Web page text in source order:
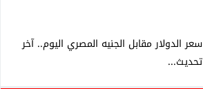
سعر الدولار مقابل الجنيه المصري اليوم.. آخر
تحديث...